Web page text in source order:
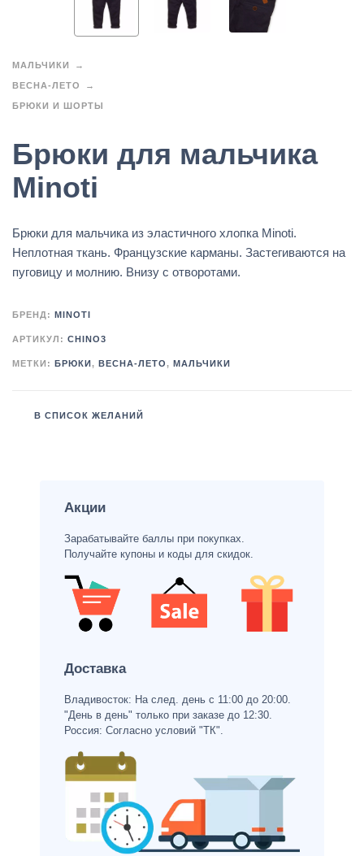
МАЛЬЧИКИ
ВЕСНА-ЛЕТО
БРЮКИ И ШОРТЫ
Брюки для мальчика
Minoti
Брюки для мальчика из эластичного хлопка Minoti.
Неплотная ткань. Французские карманы. Застегиваются на
пуговицу и молнию. Внизу с отворотами.
БРЕНД: MINOTI
АРТИКУЛ: CHINO3
МЕТКИ: БРЮКИ , ВЕСНА-ЛЕТО, МАЛЬЧИКИ
В СПИСОК ЖЕЛАНИЙ
Акции
Зарабатывайте баллы при покупках.
Получайте купоны и коды для скидок.
Доставка
Владивосток: На след. день с 11:00 до 20:00.
"День в день" только при заказе до 12:30.
Россия: Согласно условий "ТК".